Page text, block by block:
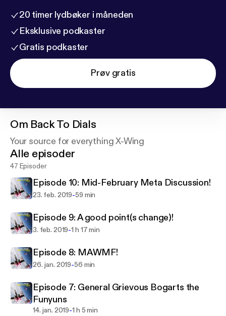
20 timer lydbøker i måneden
Eksklusive podkaster
Gratis podkaster
Prøv gratis
Om Back To Dials
Your source for everything X-Wing
Alle episoder
47 Episoder
Episode 10: Mid-February Meta Discussion!
23. feb. 2019-59 min
Episode 9: A good point(s change)!
3. feb. 2019-1 h 17 min
Episode 8: MAWMF!
26. jan. 2019-56 min
Episode 7: General Grievous Bogarts the
Funyuns
14. jan. 2019-1 h 5 min